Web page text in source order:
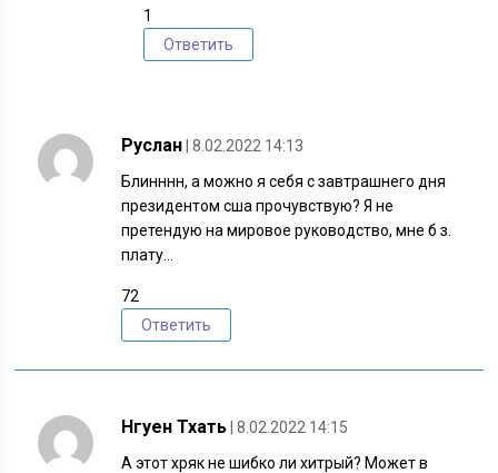
1
Ответить
Руслан | 8.02.2022 14:13
Блинннн, а можно я себя с завтрашнего дня
президентом сша прочувствую? Я не
претендую на мировое руководство, мне б з.
плату…
72
Ответить
Нгуен Тхать | 8.02.2022 14:15
А этот хряк не шибко ли хитрый? Может в